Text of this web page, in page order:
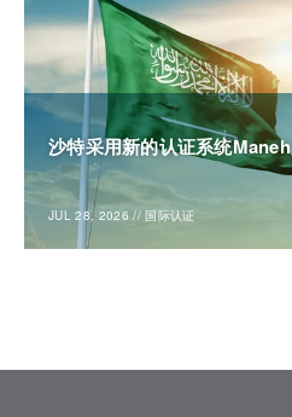
沙特采用新的认证系统Maneh
JUL 28, 2026 // 国际认证